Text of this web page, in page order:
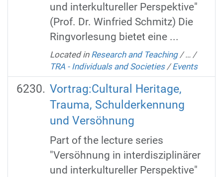
und interkultureller Perspektive"
(Prof. Dr. Winfried Schmitz) Die
Ringvorlesung bietet eine ...
Located in Research and Teaching /… /
TRA - Individuals and Societies /Events
Vortrag:Cultural Heritage,
Trauma, Schulderkennung
und Versöhnung
Part of the lecture series
"Versöhnung in interdisziplinärer
und interkultureller Perspektive"